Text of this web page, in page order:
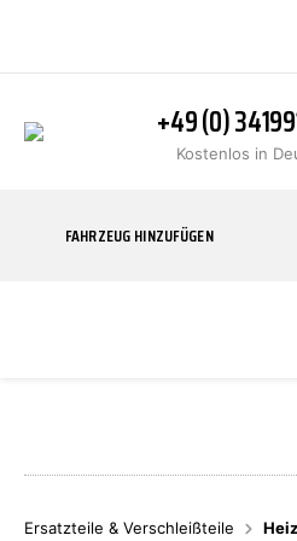
+49 (0)
Kostenlos in
FAHRZEUG HINZUFÜGEN
Ersatzteile & Verschleißteile